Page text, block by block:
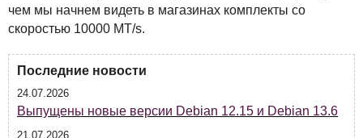
чем мы начнем видеть в магазинах комплекты со
скоростью 10000 MT/s.
Последние новости
24.07.2026
Выпущены новые версии Debian 12.15 и Debian 13.6